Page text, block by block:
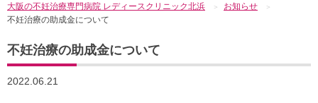
大阪の不妊治療専門病院 レディースクリニック北浜
お知らせ
不妊治療の助成金について
不妊治療の助成金について
2022.06.21